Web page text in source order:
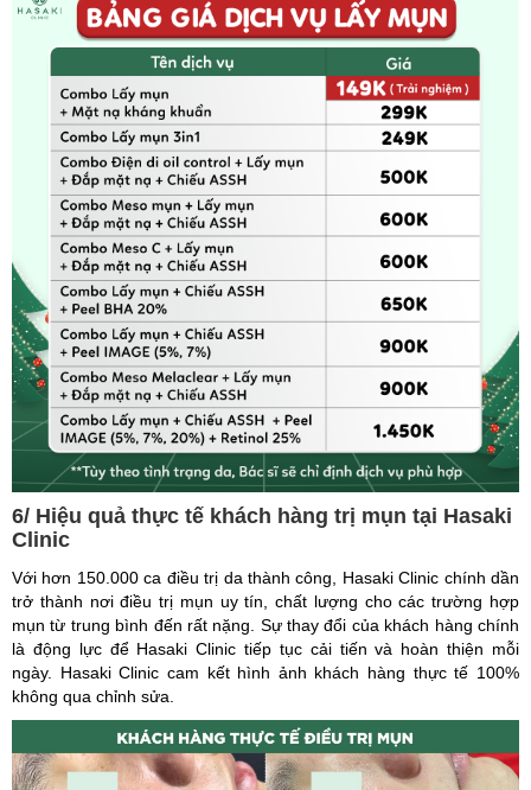
6/ Hiệu quả thực tế khách hàng trị mụn tại Hasaki
Clinic
Với hơn 150.000 ca điều trị da thành công, Hasaki Clinic chính dần
trở thành nơi điều trị mụn uy tín, chất lượng cho các trường hợp
mụn từ trung bình đến rất nặng. Sự thay đổi của khách hàng chính
là động lực để Hasaki Clinic tiếp tục cải tiến và hoàn thiện mỗi
ngày. Hasaki Clinic cam kết hình ảnh khách hàng thực tế 100%
không qua chỉnh sửa.